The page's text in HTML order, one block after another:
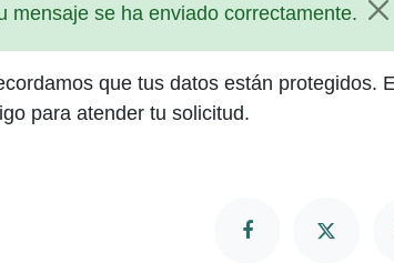
mensaje se ha enviado correctamente.
que tus datos están protegidos.
para atender tu solicitud.